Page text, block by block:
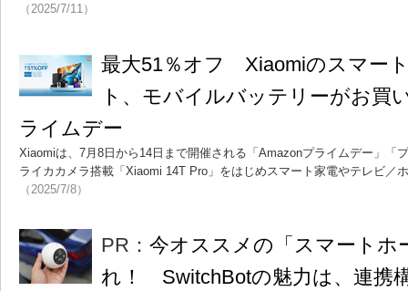
（2025/7/11）
最大51％オフ Xiaomiのスマー
ト、モバイルバッテリーがお買
ライムデー
Xiaomiは、7月8日から14日まで開催される「Amazonプライムデー」「
ライカカメラ搭載「Xiaomi 14T Pro」をはじめスマート家電やテレビ／
（2025/7/8）
PR： 今オススメの「スマートホ
れ！ SwitchBotの魅力は、連携